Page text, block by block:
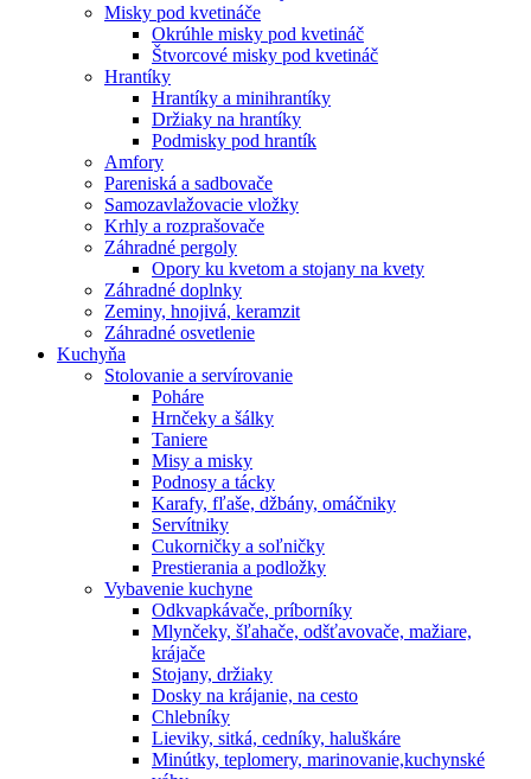
Misky pod kvetináče
Okrúhle misky pod kvetináč
Štvorcové misky pod kvetináč
Hrantíky
Hrantíky a minihrantíky
Držiaky na hrantíky
Podmisky pod hrantík
Amfory
Pareniská a sadbovače
Samozavlažovacie vložky
Krhly a rozprašovače
Záhradné pergoly
Opory ku kvetom a stojany na kvety
Záhradné doplnky
Zeminy, hnojivá, keramzit
Záhradné osvetlenie
Kuchyňa
Stolovanie a servírovanie
Poháre
Hrnčeky a šálky
Taniere
Misy a misky
Podnosy a tácky
Karafy, fľaše, džbány, omáčniky
Servítniky
Cukorničky a soľničky
Prestierania a podložky
Vybavenie kuchyne
Odkvapkávače, príborníky
Mlynčeky, šľahače, odšťavovače, mažiare,
krájače
Stojany, držiaky
Dosky na krájanie, na cesto
Chlebníky
Lieviky, sitká, cedníky, haluškáre
Minútky, teplomery, marinovanie,kuchynské